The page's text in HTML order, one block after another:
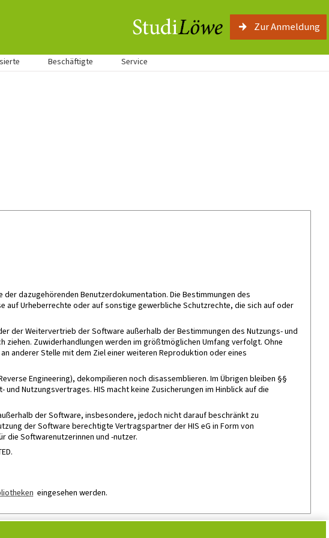
Zur Anmeldung
Beschäftigte Service
dazugehörenden Benutzerdokumentation. Die Bestimmungen des
auf Urheberrechte oder auf sonstige gewerbliche Schutzrechte, die sich auf oder
der Weitervertrieb der Software außerhalb der Bestimmungen des Nutzungs- und
Zuwiderhandlungen werden im größtmöglichen Umfang verfolgt. Ohne
anderer Stelle mit dem Ziel einer weiteren Reproduktion oder eines
Engineering), dekompilieren noch disassemblieren. Im Übrigen bleiben §§
Nutzungsvertrages. HIS macht keine Zusicherungen im Hinblick auf die
der Software, insbesondere, jedoch nicht darauf beschränkt zu
der Software berechtigte Vertragspartner der HIS eG in Form von
die Softwarenutzerinnen und -nutzer.
eingesehen werden.